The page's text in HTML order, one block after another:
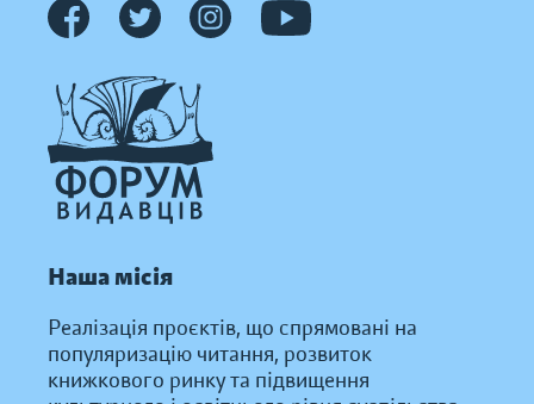
Наша місія
Реалізація проєктів, що спрямовані на
популяризацію читання, розвиток
книжкового ринку та підвищення